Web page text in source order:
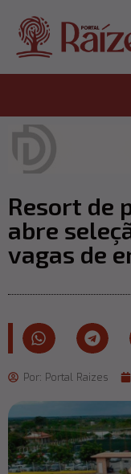
Resort de
abre
vagas de
Por: Portal Raizes